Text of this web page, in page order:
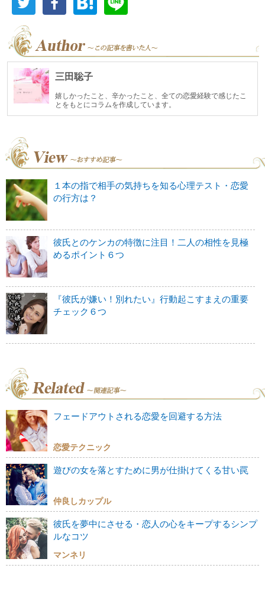
三田聡子
嬉しかったこと、辛かったこと、全ての恋愛経験で感じたこ
とをもとにコラムを作成しています。
１本の指で相手の気持ちを知る心理テスト・恋愛
の行方は？
彼氏とのケンカの特徴に注目！二人の相性を見極
めるポイント６つ
『彼氏が嫌い！別れたい』行動起こすまえの重要
チェック６つ
フェードアウトされる恋愛を回避する方法
恋愛テクニック
遊びの女を落とすために男が仕掛けてくる甘い罠
仲良しカップル
彼氏を夢中にさせる・恋人の心をキープするシンプ
ルなコツ
マンネリ